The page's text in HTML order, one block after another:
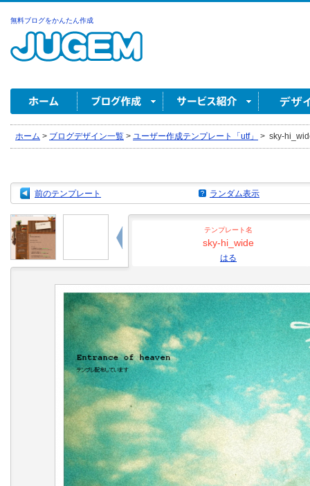
無料ブログをかんたん作成
ホーム > ブログデザイン一覧 > ユーザー作成テンプレート「utf」 > sky-
前のテンプレート ランダム表示
テンプレート名
sky-hi_wide
はる